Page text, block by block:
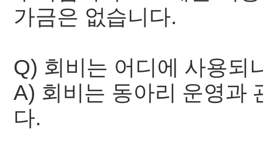
가금은 없습니다.
Q) 회비는 어디에 사용되
A) 회비는 동아리 운영과
다.